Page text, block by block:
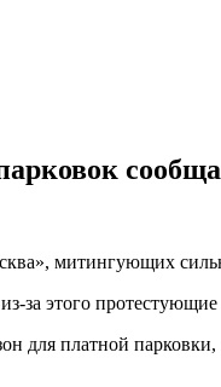
митингующих
этого протестующие
для платной